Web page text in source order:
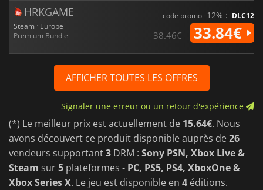
HRKGAME
Steam · Europe
Premium Bundle
code promo-12% : DLC12
38.46€ 33.84€
AFFICHER TOUTES LES OFFRES
Signaler une erreur ou un retour d'expérience
(*) Le meilleur prix est actuellement de 15.64€. Nous
avons découvert ce produit disponible auprès de26
vendeurs supportant3 DRM : Sony PSN, Xbox Live &
Steam sur5 plateformes - PC, PS5, PS4, XboxOne &
Xbox Series X. Le jeu est disponible en 4 éditions.